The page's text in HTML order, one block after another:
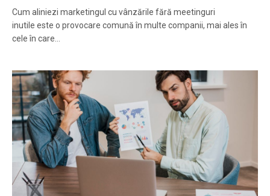
Cum aliniezi marketingul cu vânzările fără meetinguri
inutile este o provocare comună în multe companii, mai ales în
cele în care…